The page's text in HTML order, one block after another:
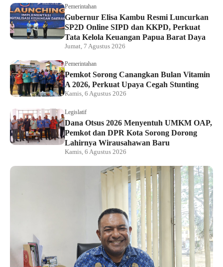
Pemerintahan
Gubernur Elisa Kambu Resmi Luncurkan
SP2D Online SIPD dan KKPD, Perkuat
Tata Kelola Keuangan Papua Barat Daya
Jumat, 7 Agustus 2026
Pemerintahan
Pemkot Sorong Canangkan Bulan Vitamin
A 2026, Perkuat Upaya Cegah Stunting
Kamis, 6 Agustus 2026
Legislatif
Dana Otsus 2026 Menyentuh UMKM OAP,
Pemkot dan DPR Kota Sorong Dorong
Lahirnya Wirausahawan Baru
Kamis, 6 Agustus 2026